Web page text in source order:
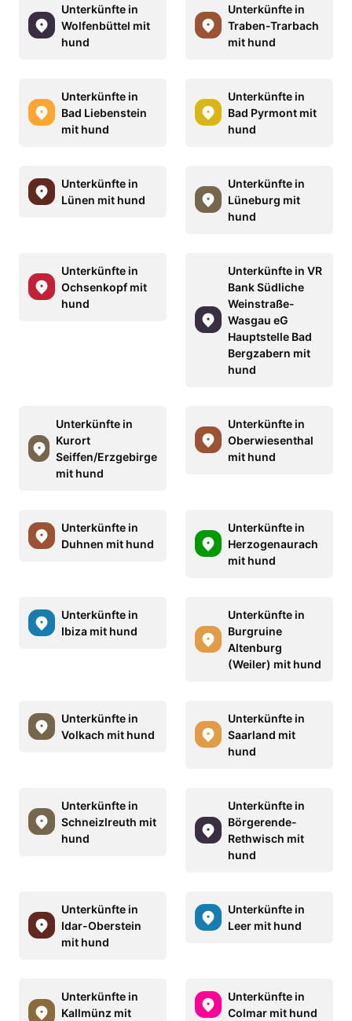
Unterkünfte in
Wolfenbüttel mit
hund
Unterkünfte in
Traben-Trarbach
mit hund
Unterkünfte in
Bad Liebenstein
mit hund
Unterkünfte in
Bad Pyrmont mit
hund
Unterkünfte in
Lünen mit hund
Unterkünfte in
Lüneburg mit
hund
Unterkünfte in
Ochsenkopf mit
hund
Unterkünfte in VR
Bank Südliche
Weinstraße-
Wasgau eG
Hauptstelle Bad
Bergzabern mit
hund
Unterkünfte in
Kurort
Seiffen/Erzgebirge
mit hund
Unterkünfte in
Oberwiesenthal
mit hund
Unterkünfte in
Duhnen mit hund
Unterkünfte in
Herzogenaurach
mit hund
Unterkünfte in
Ibiza mit hund
Unterkünfte in
Burgruine
Altenburg
(Weiler) mit hund
Unterkünfte in
Volkach mit hund
Unterkünfte in
Saarland mit
hund
Unterkünfte in
Schneizlreuth mit
hund
Unterkünfte in
Börgerende-
Rethwisch mit
hund
Unterkünfte in
Idar-Oberstein
mit hund
Unterkünfte in
Leer mit hund
Unterkünfte in
Kallmünz mit
Unterkünfte in
Colmar mit hund